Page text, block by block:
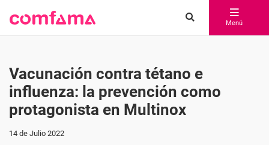
Menú
Vacunación contra tétano e
influenza: la prevención como
protagonista en Multinox
14 de Julio 2022